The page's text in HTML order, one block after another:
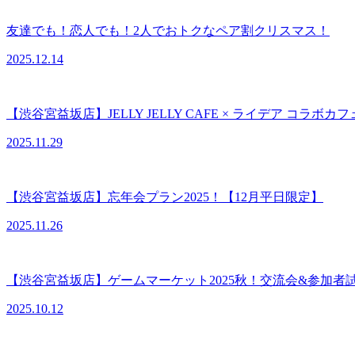
友達でも！恋人でも！2人でおトクなペア割クリスマス！
2025.12.14
【渋谷宮益坂店】JELLY JELLY CAFE × ライデア コラボカフ
2025.11.29
【渋谷宮益坂店】忘年会プラン2025！【12月平日限定】
2025.11.26
【渋谷宮益坂店】ゲームマーケット2025秋！交流会&参加者
2025.10.12